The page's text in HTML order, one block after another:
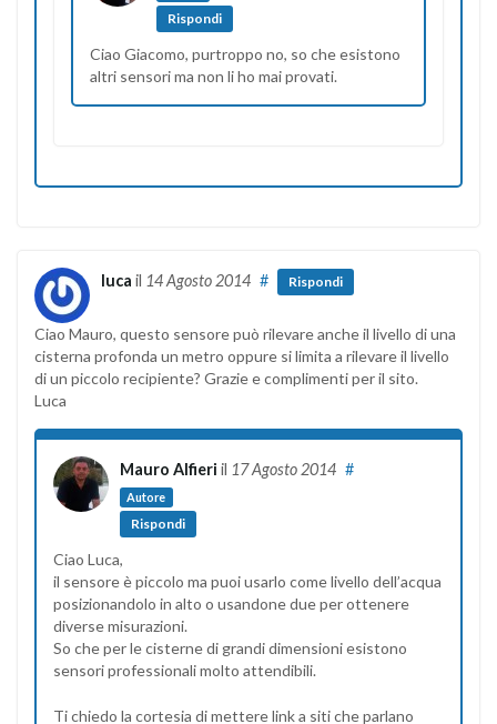
Rispondi
Ciao Giacomo, purtroppo no, so che esistono
altri sensori ma non li ho mai provati.
luca il 14 Agosto 2014 # Rispondi
Ciao Mauro, questo sensore può rilevare anche il livello di una
cisterna profonda un metro oppure si limita a rilevare il livello
di un piccolo recipiente? Grazie e complimenti per il sito.
Luca
Mauro Alfieri il 17 Agosto 2014
Autore
#
Rispondi
Ciao Luca,
il sensore è piccolo ma puoi usarlo come livello dell’acqua
posizionandolo in alto o usandone due per ottenere
diverse misurazioni.
So che per le cisterne di grandi dimensioni esistono
sensori professionali molto attendibili.
Ti chiedo la cortesia di mettere link a siti che parlano